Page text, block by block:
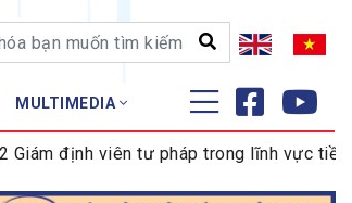
MULTIMEDIA
định viên tư pháp trong lĩnh vực tiền tệ